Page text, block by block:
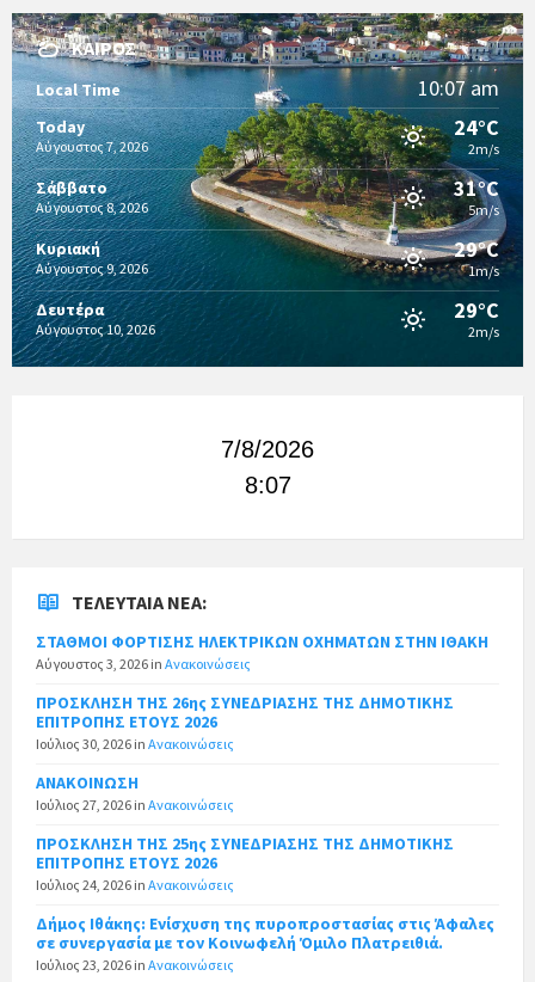
ΚΑΙΡΌΣ
Local Time 10:07 am
Today
Αύγουστος 7, 2026
24°C
2m/s
Σάββατο
Αύγουστος 8, 2026
31°C
5m/s
Κυριακή
Αύγουστος 9, 2026
29°C
1m/s
Δευτέρα
Αύγουστος 10, 2026
29°C
2m/s
7/8/2026
8:07
ΤΕΛΕΥΤΑΊΑ ΝΈΑ:
ΣΤΑΘΜΟΙ ΦΟΡΤΙΣΗΣ ΗΛΕΚΤΡΙΚΩΝ ΟΧΗΜΑΤΩΝ ΣΤΗΝ ΙΘΑΚΗ
Αύγουστος 3, 2026 in Ανακοινώσεις
ΠΡΟΣΚΛΗΣΗ ΤΗΣ 26ης ΣΥΝΕΔΡΙΑΣΗΣ ΤΗΣ ΔΗΜΟΤΙΚΗΣ
ΕΠΙΤΡΟΠΗΣ ΕΤΟΥΣ 2026
Ιούλιος 30, 2026 in Ανακοινώσεις
ΑΝΑΚΟΙΝΩΣΗ
Ιούλιος 27, 2026 in Ανακοινώσεις
ΠΡΟΣΚΛΗΣΗ ΤΗΣ 25ης ΣΥΝΕΔΡΙΑΣΗΣ ΤΗΣ ΔΗΜΟΤΙΚΗΣ
ΕΠΙΤΡΟΠΗΣ ΕΤΟΥΣ 2026
Ιούλιος 24, 2026 in Ανακοινώσεις
Δήμος Ιθάκης: Ενίσχυση της πυροπροστασίας στις Άφαλες
σε συνεργασία με τον Κοινωφελή Όμιλο Πλατρειθιά.
Ιούλιος 23, 2026 in Ανακοινώσεις